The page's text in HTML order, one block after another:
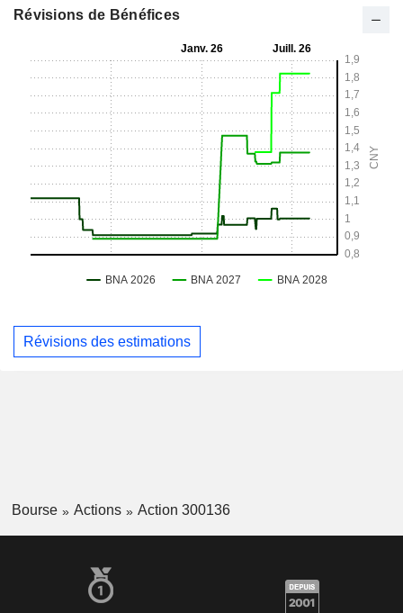
Révisions de Bénéfices
Révisions des estimations
Bourse Actions Action 300136